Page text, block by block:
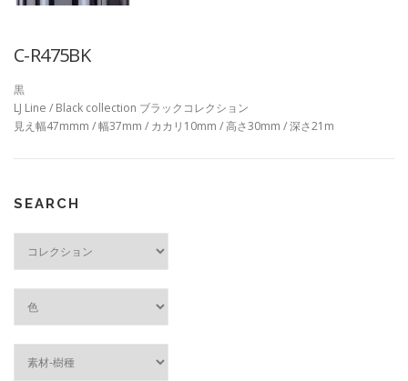
C-R475BK
黒
LJ Line / Black collection ブラックコレクション
見え幅47mmm / 幅37mm / カカリ10mm / 高さ30mm / 深さ21m
SEARCH